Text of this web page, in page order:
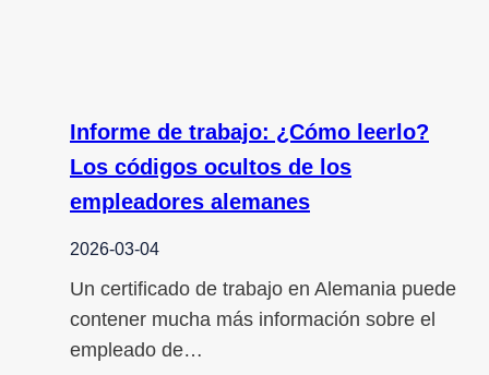
Informe de trabajo: ¿Cómo leerlo?
Los códigos ocultos de los
empleadores alemanes
2026-03-04
Un certificado de trabajo en Alemania puede
contener mucha más información sobre el
empleado de…